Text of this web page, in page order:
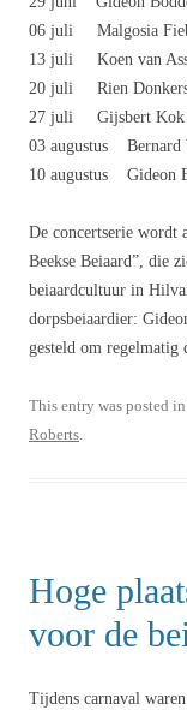
06 juli Malgosia
13 juli Koen van
20 juli Rien
27 juli Gijsbert Kok
03 augustus Bernard
10 augustus Gideon
De concertserie wordt
Beekse Beiaard”, die
beiaardcultuur in
dorpsbeiaardier:
gesteld om regelmatig
This entry was posted in
Roberts
Hoge
voor de
Tijdens carnaval